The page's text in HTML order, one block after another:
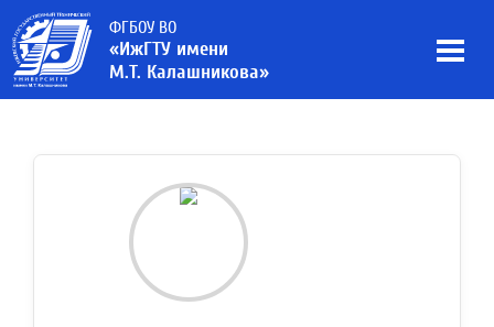
ФГБОУ ВО
«ИжГТУ имени
М.Т. Калашникова»